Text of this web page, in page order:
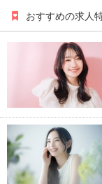
おすすめの求人